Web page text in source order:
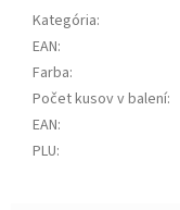
Kategória:
EAN:
Farba:
Počet kusov v balení:
EAN:
PLU: